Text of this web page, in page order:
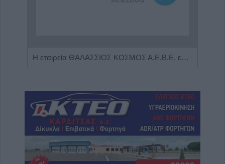
Η εταιρεία ΘΑΛΑΣΣΙΟΣ ΚΟΣΜΟΣ Α.Ε.Β.Ε. επιθυμεί να προσλάβει Αποθηκάριο